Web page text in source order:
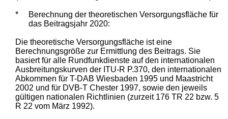
*
Berechnung der theoretischen Versorgungsfläche für
das Beitragsjahr 2020:
Die theoretische Versorgungsfläche ist eine
Berechnungsgröße zur Ermittlung des Beitrags. Sie
basiert für alle Rundfunkdienste auf den internationalen
Ausbreitungskurven der ITU-R P.370, den internationalen
Abkommen für T-DAB Wiesbaden 1995 und Maastricht
2002 und für DVB-T Chester 1997, sowie den jeweils
gültigen nationalen Richtlinien (zurzeit 176 TR 22 bzw. 5
R 22 vom März 1992).